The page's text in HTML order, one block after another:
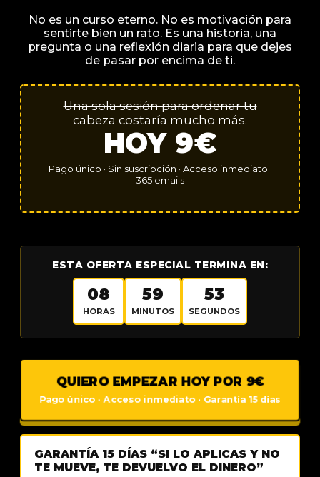
No es un curso eterno. No es motivación para
sentirte bien un rato. Es una historia, una
pregunta o una reflexión diaria para que dejes
de pasar por encima de ti.
Una sola sesión para ordenar tu
cabeza costaría mucho más.
HOY 9€
Pago único · Sin suscripción · Acceso inmediato ·
365 emails
ESTA OFERTA ESPECIAL TERMINA EN:
08
HORAS
59
MINUTOS
52
SEGUNDOS
QUIERO EMPEZAR HOY POR 9€
Pago único · Acceso inmediato · Garantía 15 días
GARANTÍA 15 DÍAS “SI LO APLICAS Y NO
TE MUEVE, TE DEVUELVO EL DINERO”